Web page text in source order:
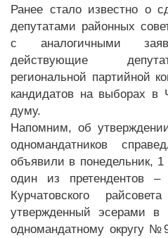
Ранее стало известно о
депутатами районных
с аналогичными
действующие
региональной партийной
кандидатов на выборах в
думу.
Напомним, об
одномандатников
объявили в понедельник, 1
один из претендентов –
Курчатовского
утвержденный эсерами в
одномандатному округу